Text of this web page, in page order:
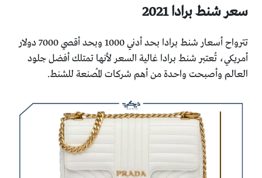
سعر شنط برادا 2021
تترواح أسعار شنط برادا بحد أدني 1000 وبحد أقصي 7000 دولار
أمريكي، تُعتبر شنط برادا غالية السعر لأنها تمتلك أفضل جلود
العالم وأصبحت واحدة من أهم شركات المُصنعة للشنط.